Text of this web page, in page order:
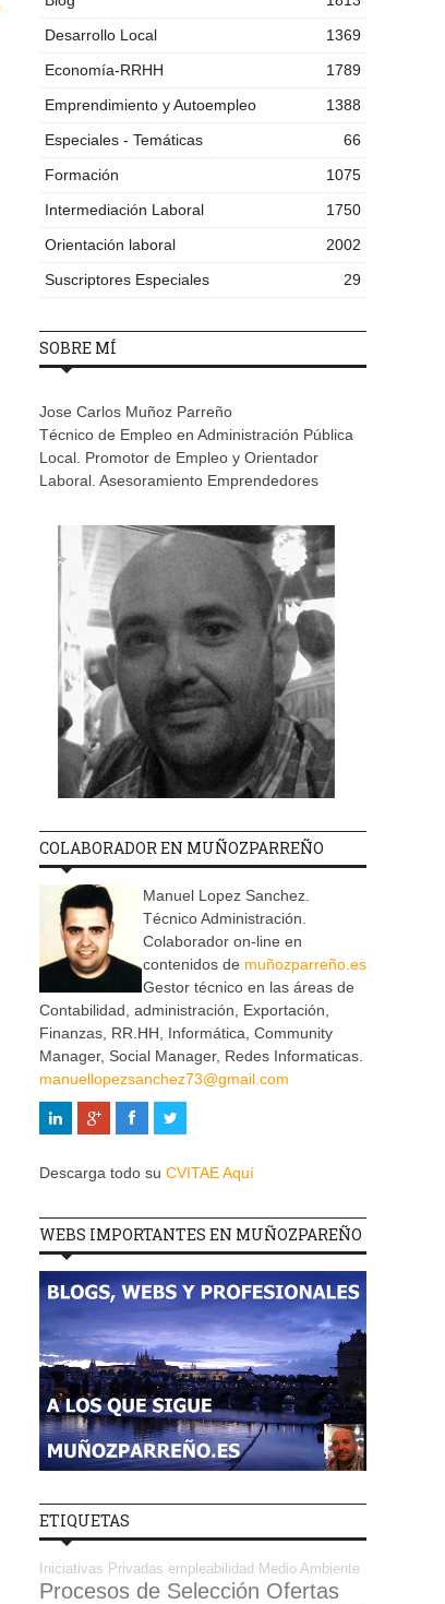
Desarrollo Local
1369
Economía-RRHH
1789
Emprendimiento y Autoempleo
1388
Especiales - Temáticas
66
Formación
1075
Intermediación Laboral
1750
Orientación laboral
2002
Suscriptores Especiales
29
SOBRE MÍ
Jose Carlos Muñoz Parreño
Técnico de Empleo en Administración Pública
Local. Promotor de Empleo y Orientador
Laboral. Asesoramiento Emprendedores
COLABORADOR EN MUÑOZPARREÑO
Manuel Lopez Sanchez.
Técnico Administración.
Colaborador on-line en
contenidos de muñozparreño.es
Gestor técnico en las áreas de
Contabilidad, administración, Exportación,
Finanzas, RR.HH, Informática, Community
Manager, Social Manager, Redes Informaticas.
manuellopezsanchez73@gmail.com
Descarga todo su CVITAE Aquí
WEBS IMPORTANTES EN MUÑOZPAREÑO
ETIQUETAS
Iniciativas Privadas empleabilidad Medio Ambiente
Procesos de Selección Ofertas